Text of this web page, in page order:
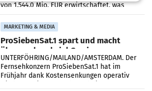
von 1.544,0 Mio. EUR erwirtschaftet, was
einem Plus von 3,8 Prozent gegenüber dem
Vergleichszeitraum
MARKETING & MEDIA
ProSiebenSat.1 spart und macht
überraschend viel Gewinn
UNTERFÖHRING/MAILAND/AMSTERDAM. Der
Fernsehkonzern ProSiebenSat.1 hat im
Frühjahr dank Kostensenkungen operativ